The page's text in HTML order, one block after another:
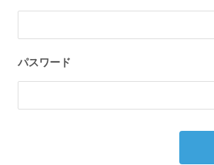
パスワード